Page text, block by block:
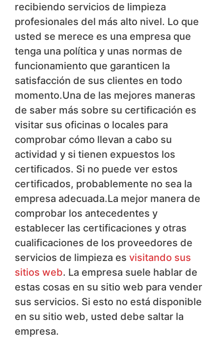
recibiendo servicios de limpieza
profesionales del más alto nivel. Lo que
usted se merece es una empresa que
tenga una política y unas normas de
funcionamiento que garanticen la
satisfacción de sus clientes en todo
momento.Una de las mejores maneras
de saber más sobre su certificación es
visitar sus oficinas o locales para
comprobar cómo llevan a cabo su
actividad y si tienen expuestos los
certificados. Si no puede ver estos
certificados, probablemente no sea la
empresa adecuada.La mejor manera de
comprobar los antecedentes y
establecer las certificaciones y otras
cualificaciones de los proveedores de
servicios de limpieza es visitando sus
sitios web. La empresa suele hablar de
estas cosas en su sitio web para vender
sus servicios. Si esto no está disponible
en su sitio web, usted debe saltar la
empresa.